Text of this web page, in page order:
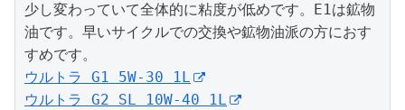
少し変わっていて全体的に粘度が低めです。E1は鉱物
油です。早いサイクルでの交換や鉱物油派の方におす
ウルトラ G1 5W-30 1L
ウルトラ G2 SL 10W-40 1L